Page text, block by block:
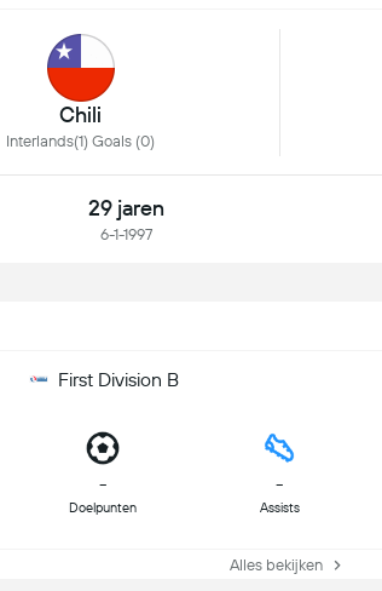
Chili
Interlands(1) Goals (0)
29 jaren
6-1-1997
First Division B
-
Doelpunten
-
Assists
Alles bekijken